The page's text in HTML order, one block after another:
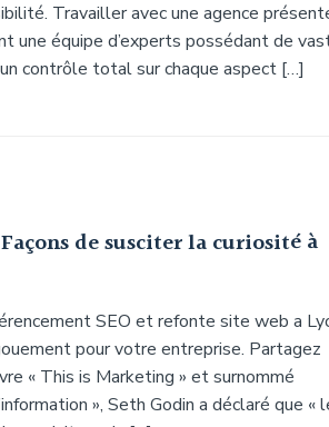
Travailler avec une agence
une équipe d’experts possédant de
contrôle total sur chaque aspect […]
de susciter la curiosité à
SEO et refonte site web a
pour votre entreprise. Partagez
« This is Marketing » et surnommé
», Seth Godin a déclaré que «